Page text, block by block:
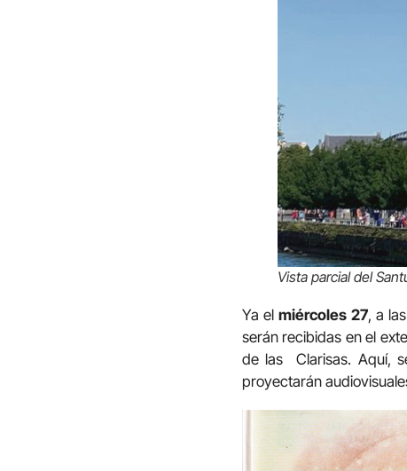
Vista parcial del
Ya elmiércoles 27, a
serán recibidas en el
de las Clarisas. Aquí,
proyectarán